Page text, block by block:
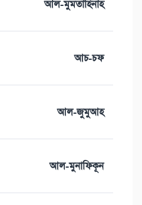
আচ-চফ
আল-জুমুআহ
আল-মুনাফিকূন